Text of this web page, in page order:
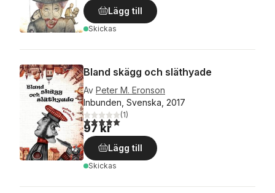
Lägg till
Skickas
Bland skägg och släthyade
Av Peter M. Eronson
Inbunden, Svenska, 2017
5,0utav 5 stjärnor. Totalt antal röster:
(1)
97 kr
Lägg till
Skickas